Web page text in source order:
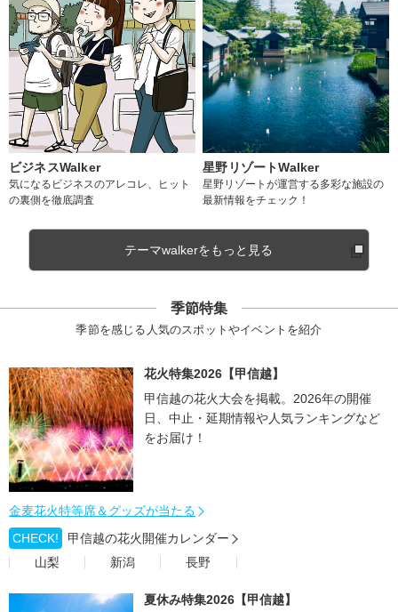
ビジネスWalker
気になるビジネスのアレコレ、ヒット
の裏側を徹底調査
星野リゾートWalker
星野リゾートが運営する多彩な施設の
最新情報をチェック！
テーマwalkerをもっと見る
季節特集
季節を感じる人気のスポットやイベントを紹介
花火特集2026【甲信越】
甲信越の花火大会を掲載。2026年の開催
日、中止・延期情報や人気ランキングなど
をお届け！
金麦花火特等席＆グッズが当たる
CHECK!
甲信越の花火開催カレンダー
山梨
新潟 長野
夏休み特集2026【甲信越】